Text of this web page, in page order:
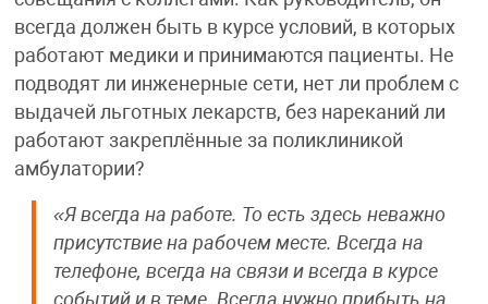
всегда должен быть в курсе условий, в которых
работают медики и принимаются пациенты. Не
подводят ли инженерные сети, нет ли проблем с
выдачей льготных лекарств, без нареканий ли
работают закреплённые за поликлиникой
амбулатории?
«Я всегда на работе. То есть здесь неважно
присутствие на рабочем месте. Всегда на
телефоне, всегда на связи и всегда в курсе
событий и в теме. Всегда нужно прибыть на